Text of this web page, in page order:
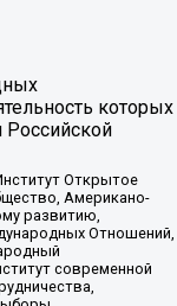
которых
Российской
Открытое
Американо-
развитию,
Отношений,
современной